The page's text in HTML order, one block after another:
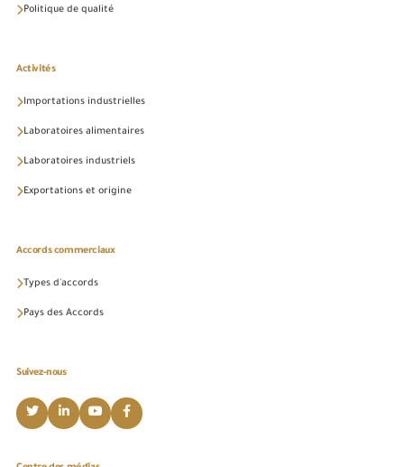
Politique de qualité
Activités
Importations industrielles
Laboratoires alimentaires
Laboratoires industriels
Exportations et origine
Accords commerciaux
Types d'accords
Pays des Accords
Suivez-nous